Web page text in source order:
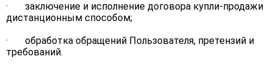
· заключение и исполнение договора купли-продажи
дистанционным способом;
· обработка обращений Пользователя, претензий и
требований.